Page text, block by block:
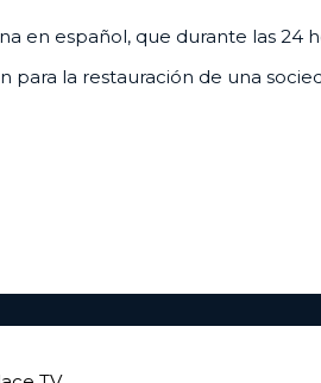
en español, que durante las 24
la restauración de una